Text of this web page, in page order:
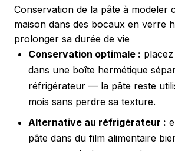
Conservation de la pâte à modeler
maison dans des bocaux en verre
prolonger sa durée de vie
Conservation optimale :
dans une boîte hermétique
réfrigérateur — la pâte reste
mois sans perdre sa texture.
Alternative au réfrigérateur :
pâte dans du film alimentaire